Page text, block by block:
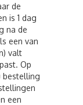
de
is 1 dag
na de
een van
valt
Op
bestelling
een